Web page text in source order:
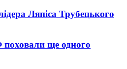
Ляпіса Трубецького
ще одного